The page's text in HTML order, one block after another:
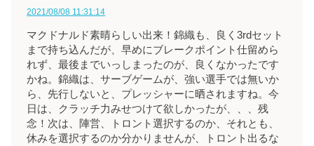
2021/08/08 11:31:14
マクドナルド素晴らしい出来！錦織も、良く3rdセット
まで持ち込んだが、早めにブレークポイント仕留めら
れず、最後までいっしまったのが、良くなかったです
かね。錦織は、サーブゲームが、強い選手では無いか
ら、先行しないと、プレッシャーに晒されますね。今
日は、クラッチ力みせつけて欲しかったが、、、残
念！次は、陣営、トロント選択するのか、それとも、
休みを選択するのか分かりませんが、トロント出るな